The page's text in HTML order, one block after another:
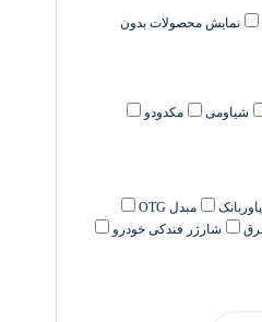
نمایش محصولات بدون
شیاومی
مکدودو
پاوربانک
مبدل OTG
شارژر فندکی خودرو